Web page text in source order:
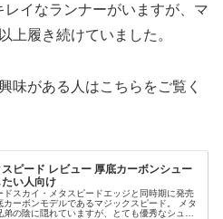
イなランナーがいますが、マ
上履き続けていました。
味がある人はこちらをご覧く
ピード レビュー 厚底カーボンシュー
い人向け
ドスカイ・メタスピードエッジと同時期に発売
カーボンモデルであるマジックスピード。 メタ
弟の陰に隠れていますが、とても優秀なシュー